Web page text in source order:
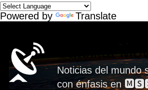
Powered by Translate
Satelital-
Noticias del mundo
con énfasis en